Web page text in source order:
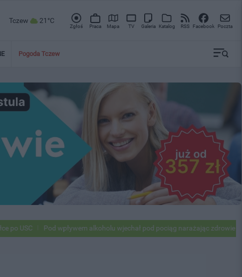
Tczew 21°C
Zgłoś Praca Mapa TV Galeria Katalog RSS Facebook Poczta
Pogoda Tczew
USC Pod wpływem alkoholu wjechał pod pociąg narażając zdrowie i